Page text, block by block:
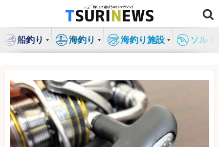
ン
船釣り 海釣り 海釣り施設 ソル